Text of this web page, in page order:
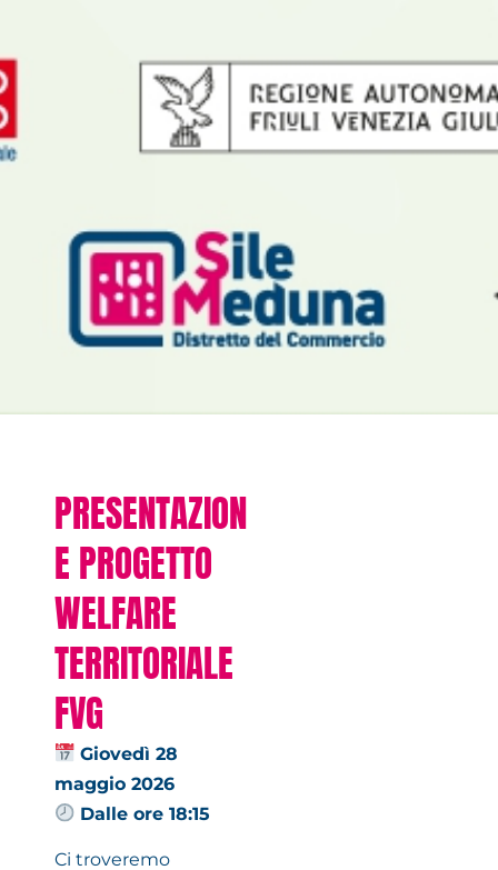
PRESENTAZION
E PROGETTO
WELFARE
TERRITORIALE
FVG
Giovedì 28
maggio 2026
Dalle ore 18:15
Ci troveremo